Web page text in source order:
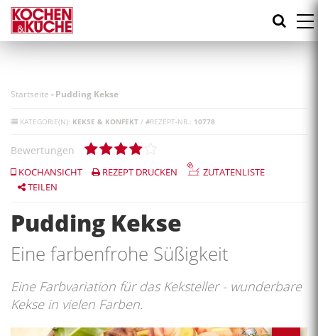
Direkt
zum
Inhalt
Startseite -Pudding Kekse
KATEGORIE(N): KEKSE & KONFEKT / #REZEPT-NR.: 10778
Bewertungen
KOCHANSICHT REZEPT DRUCKEN
ZUTATENLISTE
TEILEN
Pudding Kekse
Eine farbenfrohe Süßigkeit
Eine Farbvariation für das Keksteller - wunderbare
Kekse in vielen Farben.